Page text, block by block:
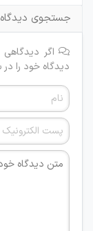
جستجوی دیدگاه
اگر دیدگاهی
دیدگاه خود را